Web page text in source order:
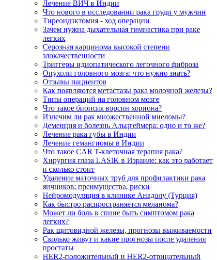
Лечение ВИЧ в Индии
Что нового в исследовании рака груди у мужчин
Тиреоидэктомия - ход операции
Зачем нужна дыхательная гимнастика при раке
легких
Серозная карцинома высокой степени
злокачественности
Триггеры идиопатического легочного фиброза
Опухоли головного мозга: что нужно знать?
Отзывы пациентов
Как появляются метастазы рака молочной железы?
Типы операций на головном мозге
Что такое биопсия ворсин хориона?
Излечим ли рак множественной миеломы?
Деменция и болезнь Альцгеймера: одно и то же?
Лечение рака губы в Индии
Лечение гемангиомы в Индии
Что такое CAR T-клеточная терапия рака?
Хирургия глаза LASIK в Израиле: как это работает
и сколько стоит
Удаление маточных труб для профилактики рака
яичников: преимущества, риски
Нейромодуляция в клинике Анадолу (Турция)
Как быстро распространяется меланома?
Может ли боль в спине быть симптомом рака
легких?
Рак щитовидной железы, прогнозы выживаемости
Сколько живут и какие прогнозы после удаления
простаты
HER2-положительный и HER2-отрицательный